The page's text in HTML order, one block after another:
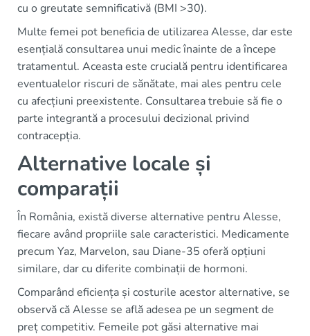
cu o greutate semnificativă (BMI >30).
Multe femei pot beneficia de utilizarea Alesse, dar este
esențială consultarea unui medic înainte de a începe
tratamentul. Aceasta este crucială pentru identificarea
eventualelor riscuri de sănătate, mai ales pentru cele
cu afecțiuni preexistente. Consultarea trebuie să fie o
parte integrantă a procesului decizional privind
contracepția.
Alternative locale și
comparații
În România, există diverse alternative pentru Alesse,
fiecare având propriile sale caracteristici. Medicamente
precum Yaz, Marvelon, sau Diane-35 oferă opțiuni
similare, dar cu diferite combinații de hormoni.
Comparând eficiența și costurile acestor alternative, se
observă că Alesse se află adesea pe un segment de
preț competitiv. Femeile pot găsi alternative mai